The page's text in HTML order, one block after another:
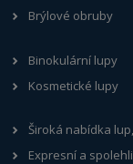
Brýlové obruby
Binokulární lupy
Kosmetické lupy
Široká nabídka
Expresní a